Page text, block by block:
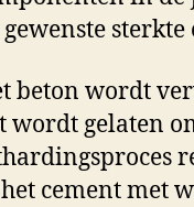
gewenste
beton wordt
wordt gelaten
cement met